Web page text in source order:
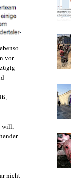
vor
will,
nicht